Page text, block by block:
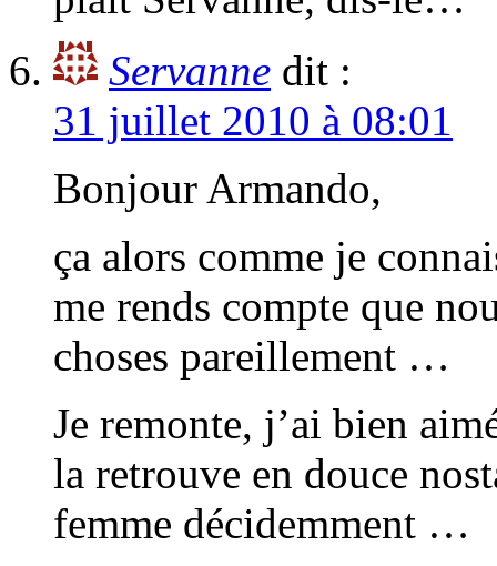
Servanne dit :
31 juillet 2010 à 08:01
Bonjour Armando,
ça alors comme je
me rends compte que
choses pareillement …
Je remonte, j’ai bien
la retrouve en douce
femme décidemment …